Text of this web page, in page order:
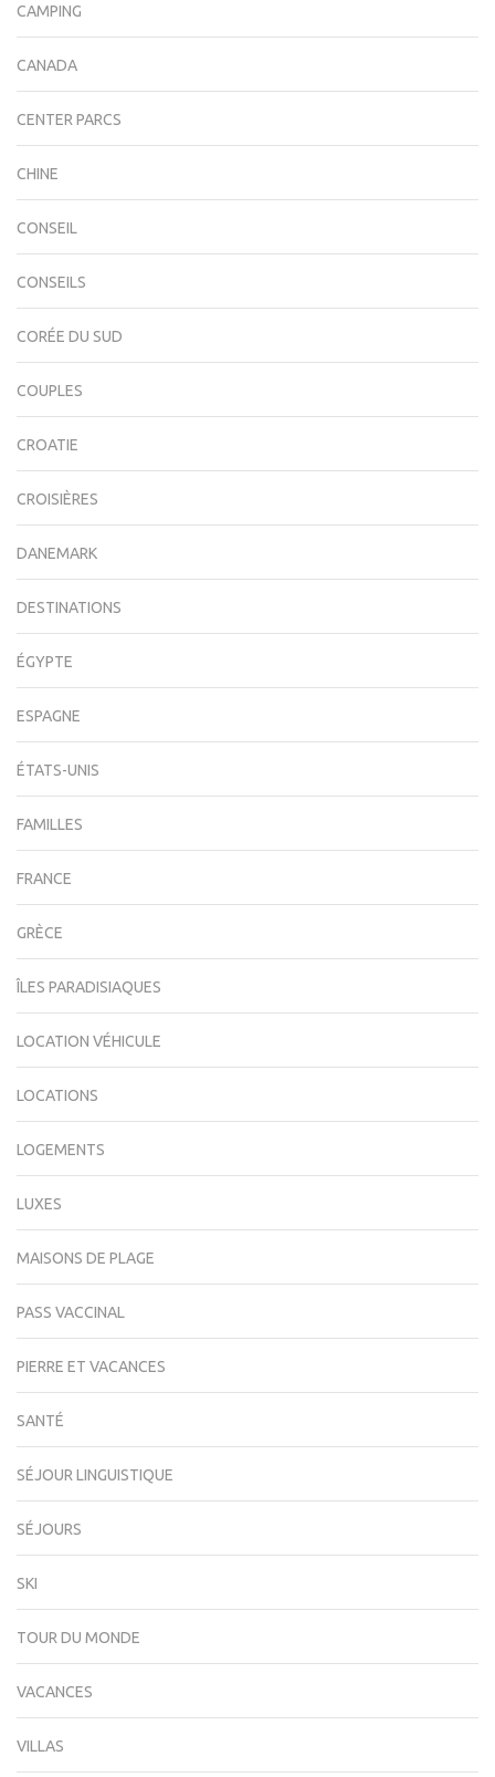
CAMPING
CANADA
CENTER PARCS
CHINE
CONSEIL
CONSEILS
CORÉE DU SUD
COUPLES
CROATIE
CROISIÈRES
DANEMARK
DESTINATIONS
ÉGYPTE
ESPAGNE
ÉTATS-UNIS
FAMILLES
FRANCE
GRÈCE
ÎLES PARADISIAQUES
LOCATION VÉHICULE
LOCATIONS
LOGEMENTS
LUXES
MAISONS DE PLAGE
PASS VACCINAL
PIERRE ET VACANCES
SANTÉ
SÉJOUR LINGUISTIQUE
SÉJOURS
SKI
TOUR DU MONDE
VACANCES
VILLAS